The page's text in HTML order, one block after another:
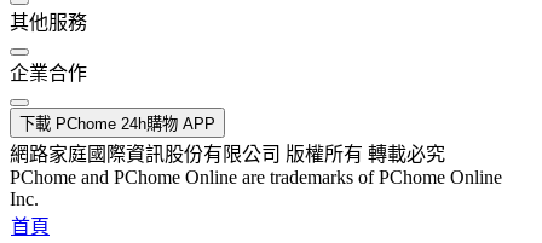
其他服務
企業合作
下載 PChome 24h購物 APP
網路家庭國際資訊股份有限公司 版權所有 轉載必究
PChome and PChome Online are trademarks of PChome Online
Inc.
首頁